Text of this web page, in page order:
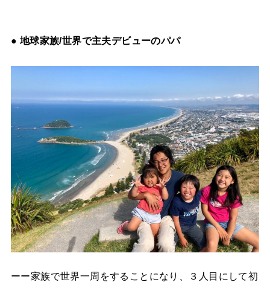
● 地球家族/世界で主夫デビューのパパ
ーー家族で世界一周をすることになり、３人目にして初